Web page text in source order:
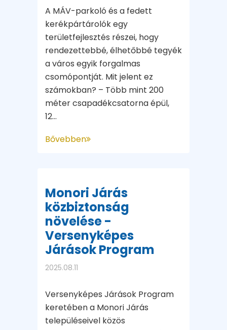
A MÁV-parkoló és a fedett
kerékpártárolók egy
területfejlesztés részei, hogy
rendezettebbé, élhetőbbé tegyék
a város egyik forgalmas
csomópontját. Mit jelent ez
számokban? – Több mint 200
méter csapadékcsatorna épül,
12...
Bővebben
Monori Járás
közbiztonság
növelése -
Versenyképes
Járások Program
2025.08.11
Versenyképes Járások Program
keretében a Monori Járás
településeivel közös